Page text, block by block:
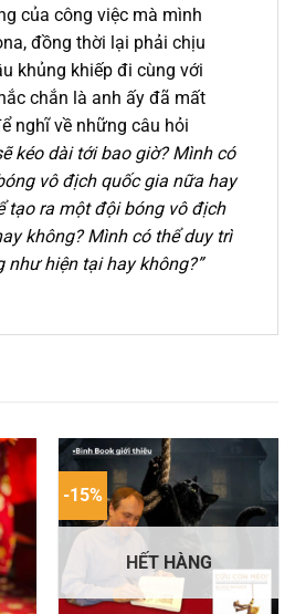
của công việc mà mình
đồng thời lại phải chịu
khủng khiếp đi cùng với
chắn là anh ấy đã mất
nghĩ về những câu hỏi
kéo dài tới bao giờ? Mình có
vô địch quốc gia nữa hay
tạo ra một đội bóng vô địch
không? Mình có thể duy trì
hiện tại hay không?”
-15%
HẾT HÀNG